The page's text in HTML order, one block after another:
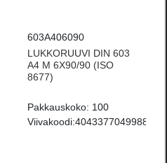
603A406090
LUKKORUUVI DIN 603
A4 M 6X90/90 (ISO
8677)
Pakkauskoko: 100
Viivakoodi:4043377049988